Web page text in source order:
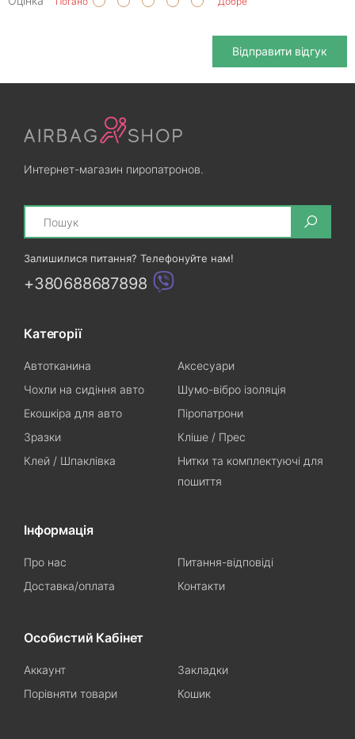
Відправити відгук
Интернет-магазин пиропатронов.
Search
Залишилися питання? Телефонуйте нам!
+380688687898
Категорії
Автотканина
Аксесуари
Чохли на сидіння авто
Шумо-вібро ізоляція
Екошкіра для авто
Піропатрони
Зразки
Кліше / Прес
Клей / Шпаклівка
Нитки та комплектуючі для
пошиття
Інформація
Про нас
Питання-відповіді
Доставка/оплата
Контакти
Особистий Кабінет
Аккаунт
Закладки
Порівняти товари
Кошик